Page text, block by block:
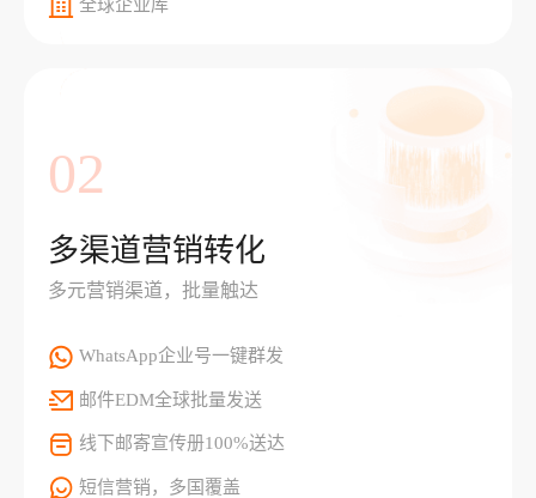
全球企业库
02
多渠道营销转化
多元营销渠道，批量触达
WhatsApp企业号一键群发
邮件EDM全球批量发送
线下邮寄宣传册100%送达
短信营销，多国覆盖